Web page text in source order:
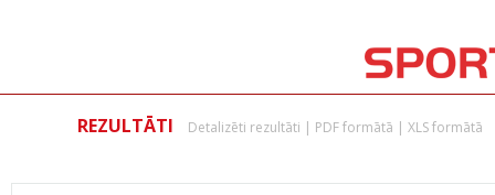
REZULTĀTI Detalizēti rezultāti | PDF formātā | XLS formātā